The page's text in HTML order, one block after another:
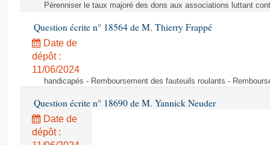
Pérenniser le taux majoré des dons aux associations luttant
Question écrite n° 18564 de M. Thierry Frappé
Date de
dépôt :
11/06/2024
handicapés - Remboursement des fauteuils roulants -
Question écrite n° 18690 de M. Yannick Neuder
Date de
dépôt :